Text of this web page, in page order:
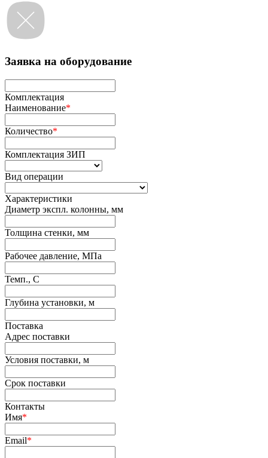
Заявка на оборудование
Комплектация
Наименование*
Количество*
Комплектация ЗИП
Вид операции
Характеристики
Диаметр экспл. колонны, мм
Толщина стенки, мм
Рабочее давление, МПа
Темп., С
Глубина установки, м
Поставка
Адрес поставки
Условия поставки, м
Срок поставки
Контакты
Имя*
Email*